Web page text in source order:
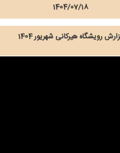
1404/07/18
رویشگاه هیرکانی شهریور 1404